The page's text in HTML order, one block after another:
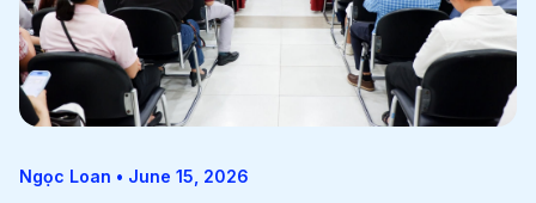
Ngọc Loan • June 15, 2026